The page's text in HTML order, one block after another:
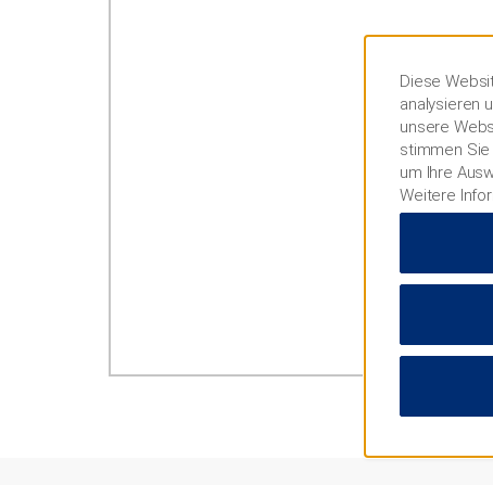
Diese
analysieren
unsere
stimmen Sie
um Ihre
Weitere